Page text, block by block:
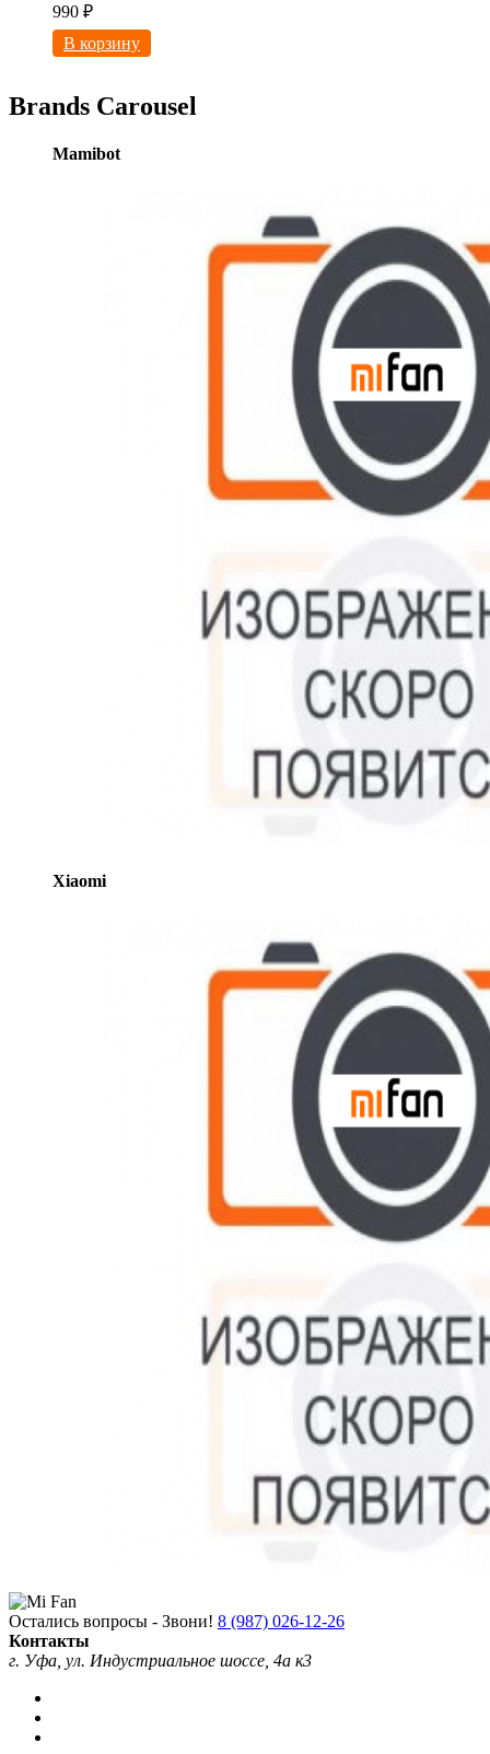
990 ₽
В корзину
Brands Carousel
Mamibot
Xiaomi
Остались вопросы - Звони! 8 (987) 026-12-26
Контакты
г. Уфа, ул. Индустриальное шоссе, 4а к3